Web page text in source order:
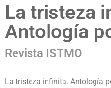
La tristeza
Antología
Revista ISTMO
La tristeza infinita. Antología